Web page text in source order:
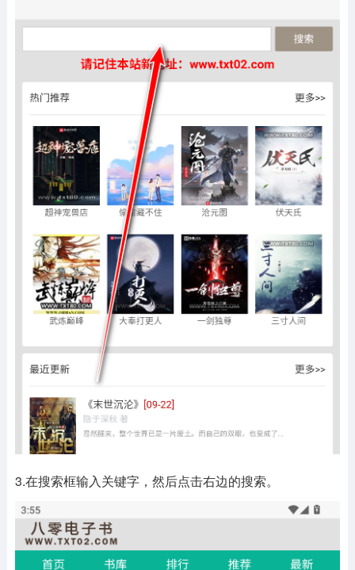
3.在搜索框输入关键字，然后点击右边的搜索。